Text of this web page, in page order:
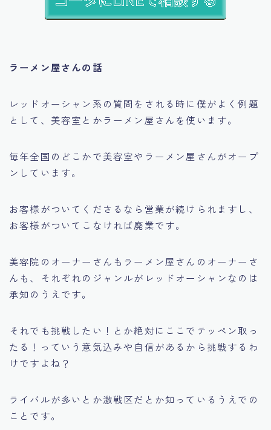
ラーメン屋さんの話
レッドオーシャン系の質問をされる時に僕がよく例題
として、美容室とかラーメン屋さんを使います。
毎年全国のどこかで美容室やラーメン屋さんがオープ
ンしています。
お客様がついてくださるなら営業が続けられますし、
お客様がついてこなければ廃業です。
美容院のオーナーさんもラーメン屋さんのオーナーさ
んも、それぞれのジャンルがレッドオーシャンなのは
承知のうえです。
それでも 挑戦したい！ とか絶対にここでテッペン取っ
たる！ っていう意気込みや自信があるから挑戦するわ
けですよね？
ライバルが多いとか激戦区だとか知っているうえでの
ことです。